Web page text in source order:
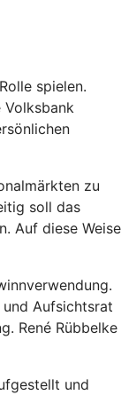
spielen.
zu
soll das
Auf diese Weise
Aufsichtsrat
René Rübbelke
und